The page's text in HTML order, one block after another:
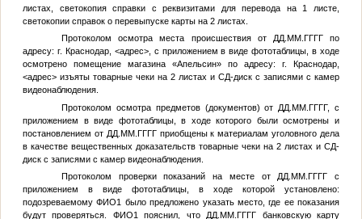
листах, светокопия справки с реквизитами для перевода на 1 листе,
светокопии справок о перевыпуске карты на 2 листах.
Протоколом осмотра места происшествия от ДД.ММ.ГГГГпо
адресу: г. Краснодар, <адрес>, с приложением в виде фототаблицы, в ходе
осмотрено помещение магазина «Апельсин» по адресу: г. Краснодар,
<адрес>изъяты товарные чеки на 2 листах и СД-диск с записями с камер
видеонаблюдения.
Протоколом осмотра предметов (документов) от ДД.ММ.ГГГГ, с
приложением в виде фототаблицы, в ходе которого были осмотрены и
постановлением от ДД.ММ.ГГГГприобщены к материалам уголовного дела
в качестве вещественных доказательств товарные чеки на 2 листах и СД-
диск с записями с камер видеонаблюдения.
Протоколом проверки показаний на месте от ДД.ММ.ГГГГ с
приложением в виде фототаблицы, в ходе которой установлено:
подозреваемомуФИО1
было предложено указать место, где ее показания
будут проверяться. ФИО1 пояснил, что ДД.ММ.ГГГГ банковскую карту